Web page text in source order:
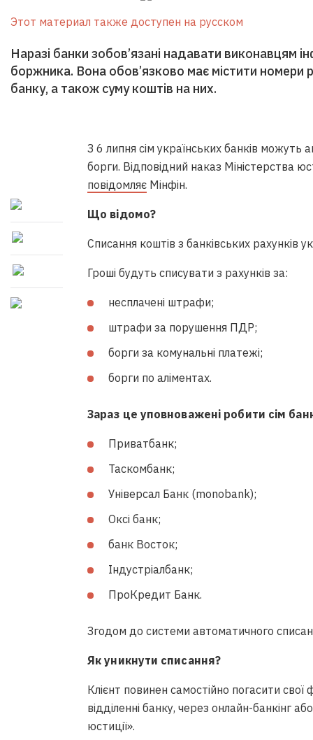
Этот материал также доступен на русском
Наразі банки зобов’язані надавати виконавцям
боржника. Вона обов’язково має містити номери
банку, а також суму коштів на них.
З 6 липня сім українських банків можуть
борги. Відповідний наказ Міністерства
повідомляє Мінфін.
Що відомо?
Списання коштів з банківських рахунків
Гроші будуть списувати з рахунків за:
несплачені штрафи;
штрафи за порушення ПДР;
борги за комунальні платежі;
борги по аліментах.
Зараз це уповноважені робити сім
Приватбанк;
Таскомбанк;
Універсал Банк (monobank);
Оксі банк;
банк Восток;
Індустріалбанк;
ПроКредит Банк.
Згодом до системи автоматичного
Як уникнути списання?
Клієнт повинен самостійно погасити
відділенні банку, через онлайн-банкінг
юстиції».